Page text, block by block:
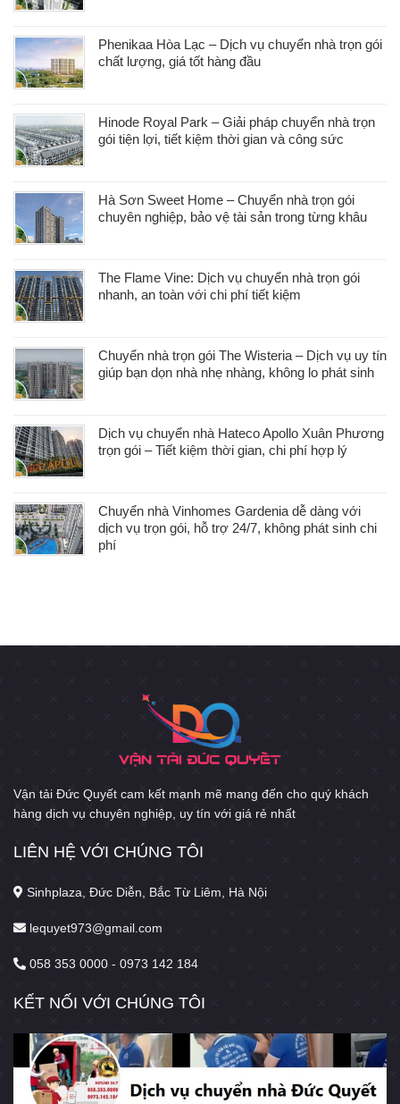
Phenikaa Hòa Lạc – Dịch vụ chuyển nhà trọn gói
chất lượng, giá tốt hàng đầu
Hinode Royal Park – Giải pháp chuyển nhà trọn
gói tiện lợi, tiết kiệm thời gian và công sức
Hà Sơn Sweet Home – Chuyển nhà trọn gói
chuyên nghiệp, bảo vệ tài sản trong từng khâu
The Flame Vine: Dịch vụ chuyển nhà trọn gói
nhanh, an toàn với chi phí tiết kiệm
Chuyển nhà trọn gói The Wisteria – Dịch vụ uy tín
giúp bạn dọn nhà nhẹ nhàng, không lo phát sinh
Dịch vụ chuyển nhà Hateco Apollo Xuân Phương
trọn gói – Tiết kiệm thời gian, chi phí hợp lý
Chuyển nhà Vinhomes Gardenia dễ dàng với
dịch vụ trọn gói, hỗ trợ 24/7, không phát sinh chi
phí
Vận tải Đức Quyết cam kết mạnh mẽ mang đến cho quý khách
hàng dịch vụ chuyên nghiệp, uy tín với giá rẻ nhất
LIÊN HỆ VỚI CHÚNG TÔI
Sinhplaza, Đức Diễn, Bắc Từ Liêm, Hà Nội
lequyet973@gmail.com
058 353 0000 - 0973 142 184
KẾT NỐI VỚI CHÚNG TÔI